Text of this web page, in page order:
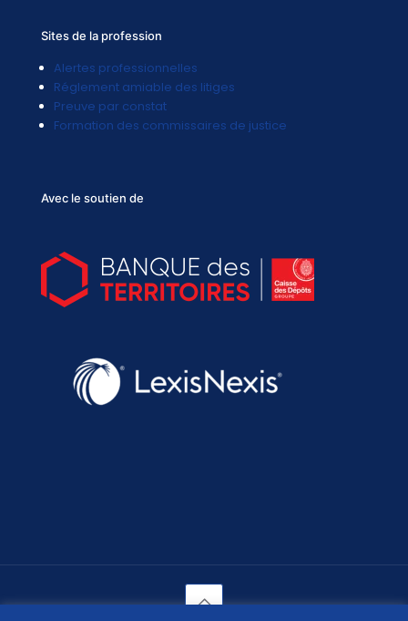
Sites de la profession
Alertes professionnelles
Réglement amiable des litiges
Preuve par constat
Formation des commissaires de justice
Avec le soutien de